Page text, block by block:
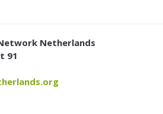
Netherlands
91